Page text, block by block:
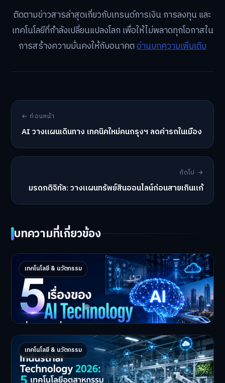
ติดตามข่าวสารล่าสุดเกี่ยวกับเทรนด์การเงิน การลงทุน และ
เทคโนโลยีที่กำลังเปลี่ยนแปลงโลก เพื่อให้ไม่พลาดทุกโอกาสใน
การสร้างความมั่นคงให้กับอนาคตอ่านบทความเพิ่มเติม
← ก่อนหน้า
AI วางแผนเดินทาง เทคนิคใหม่คนกรุงฯ ลดค่ารถในเมือง
ถัดไป →
มรดกดิจิทัล: วางแผนทรัพย์สินออนไลน์ก่อนสายเกินแก้
บทความที่เกี่ยวข้อง
เทคโนโลยี & นวัตกรรม
5 เรื่องของ AI Technology ที่กำลังเปลี่ยนโลก
ในปี 2026
5 AI Technology ที่กำล…
Master Bussiness 2 กรกฎาคม 2026
เทคโนโลยี & นวัตกรรม
Industrial 2026 : 5 เทคโนโลยีอุตสาหกรรมที่
ธุรกิจต้องจับตา
Industrial Technology …